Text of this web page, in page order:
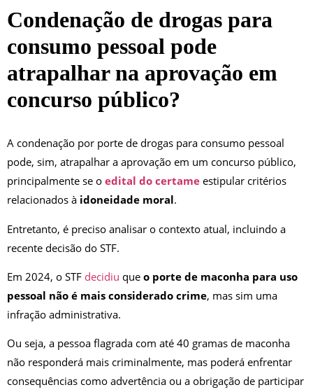
Condenação de drogas para
consumo pessoal pode
atrapalhar na aprovação em
concurso público?
A condenação por porte de drogas para consumo pessoal
pode, sim, atrapalhar a aprovação em um concurso público,
principalmente se o edital do certame estipular critérios
relacionados à idoneidade moral.
Entretanto, é preciso analisar o contexto atual, incluindo a
recente decisão do STF.
Em 2024, o STF decidiu que o porte de maconha para uso
pessoal não é mais considerado crime, mas sim uma
infração administrativa.
Ou seja, a pessoa flagrada com até 40 gramas de maconha
não responderá mais criminalmente, mas poderá enfrentar
consequências como advertência ou a obrigação de participar